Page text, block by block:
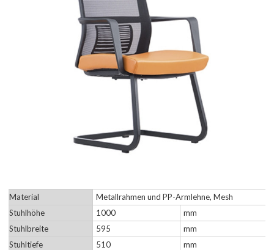
Material
Metallrahmen und PP-Armlehne, Mesh
Stuhlhöhe
1000
mm
Stuhlbreite
595
mm
Stuhltiefe
510
mm